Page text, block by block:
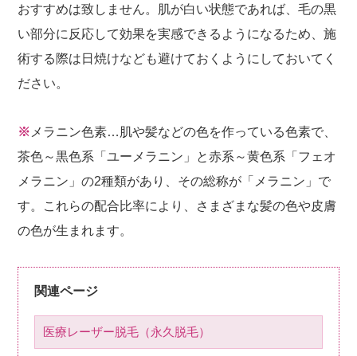
おすすめは致しません。肌が白い状態であれば、毛の黒
い部分に反応して効果を実感できるようになるため、施
術する際は日焼けなども避けておくようにしておいてく
ださい。
※ メラニン色素…肌や髪などの色を作っている色素で、
茶色～黒色系「ユーメラニン」と赤系～黄色系「フェオ
メラニン」の2種類があり、その総称が「メラニン」で
す。これらの配合比率により、さまざまな髪の色や皮膚
の色が生まれます。
関連ページ
医療レーザー脱毛（永久脱毛）